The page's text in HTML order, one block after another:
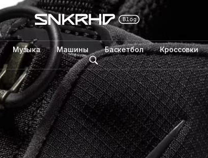
Музыка Машины Баскетбол Кроссовки